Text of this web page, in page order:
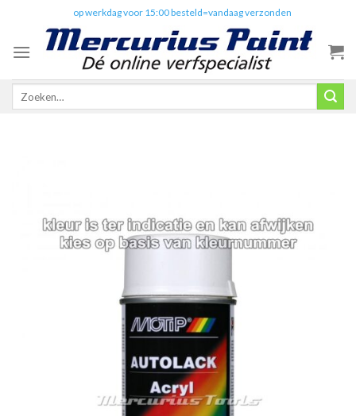
content
op werkdag voor 15:00 besteld=vandaag verzonden
Zoeken